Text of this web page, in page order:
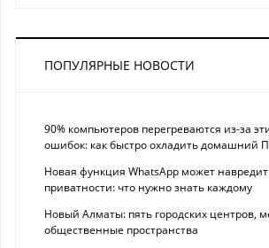
ПОПУЛЯРНЫЕ НОВОСТИ
90% компьютеров перегреваются из-за
ошибок: как быстро охладить домашний
Новая функция WhatsApp может
приватности: что нужно знать каждому
Новый Алматы: пять городских центров,
общественные пространства